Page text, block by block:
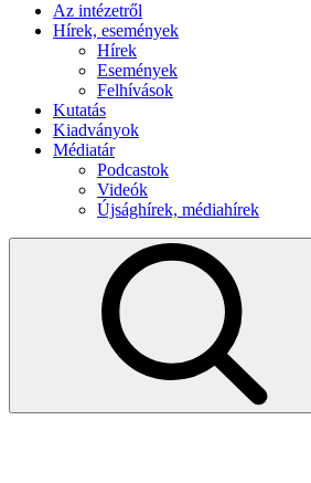
Az intézetről
Hírek, események
Hírek
Események
Felhívások
Kutatás
Kiadványok
Médiatár
Podcastok
Videók
Újsághírek, médiahírek